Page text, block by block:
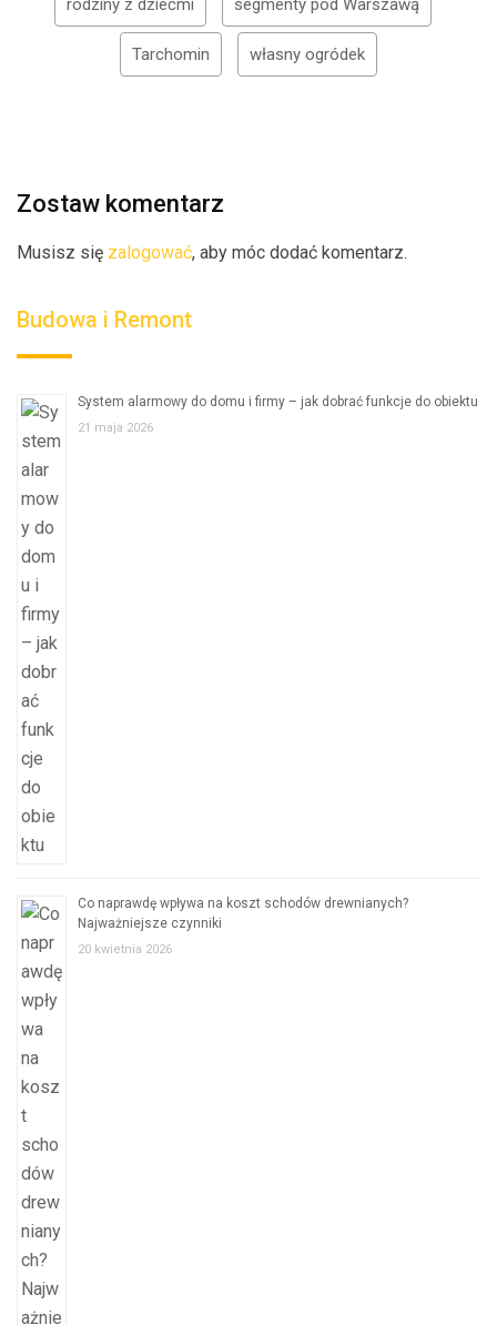
rodziny z dziećmi segmenty pod Warszawą
Tarchomin własny ogródek
Zostaw komentarz
Musisz się zalogować, aby móc dodać komentarz.
Budowa i Remont
System alarmowy do domu i firmy – jak dobrać funkcje do obiektu
21 maja 2026
Co naprawdę wpływa na koszt schodów drewnianych?
Najważniejsze czynniki
20 kwietnia 2026